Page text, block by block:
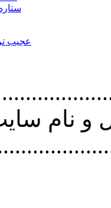
عجیب
نام